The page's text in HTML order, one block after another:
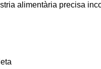
alimentària precisa